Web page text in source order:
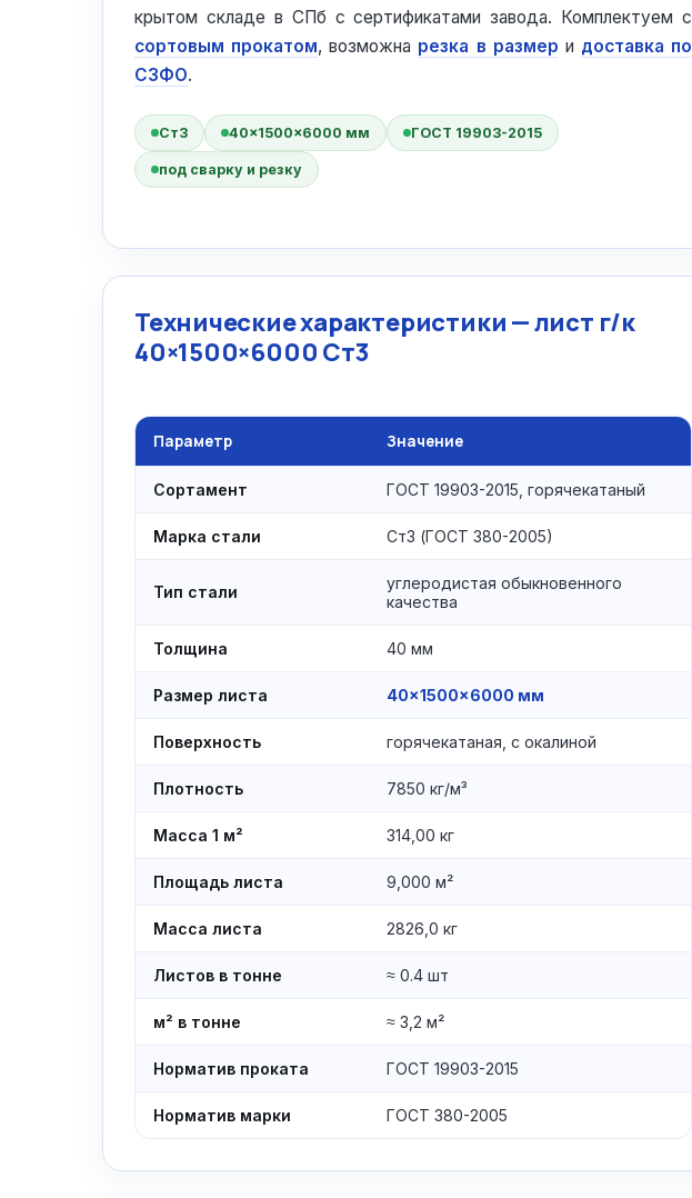
крытом складе в СПб с сертификатами завода. Комплектуем с
сортовым прокатом, возможна резка в размер и доставка по
СЗФО.
Ст3 40×1500×6000 мм ГОСТ 19903-2015
под сварку и резку
Технические характеристики — лист г/к
40×1500×6000 Ст3
Параметр Значение
Сортамент ГОСТ 19903-2015, горячекатаный
Марка стали Ст3 (ГОСТ 380-2005)
Тип стали
углеродистая обыкновенного
качества
Толщина 40 мм
Размер листа 40×1500×6000 мм
Поверхность горячекатаная, с окалиной
Плотность 7850 кг/м³
Масса 1 м² 314,00 кг
Площадь листа 9,000 м²
Масса листа 2826,0 кг
Листов в тонне ≈ 0.4 шт
м² в тонне ≈ 3,2 м²
Норматив проката ГОСТ 19903-2015
Норматив марки ГОСТ 380-2005